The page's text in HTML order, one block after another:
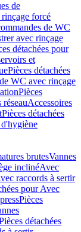
de
forcé
de WC
avec rinçage
détachées pour
et
Pièces détachées
WC avec rinçage
Pièces
réseauAccessoires
Pièces détachées
brutesVannes
inclinéAvec
raccords à sertir
pour Avec
Pièces
détachées